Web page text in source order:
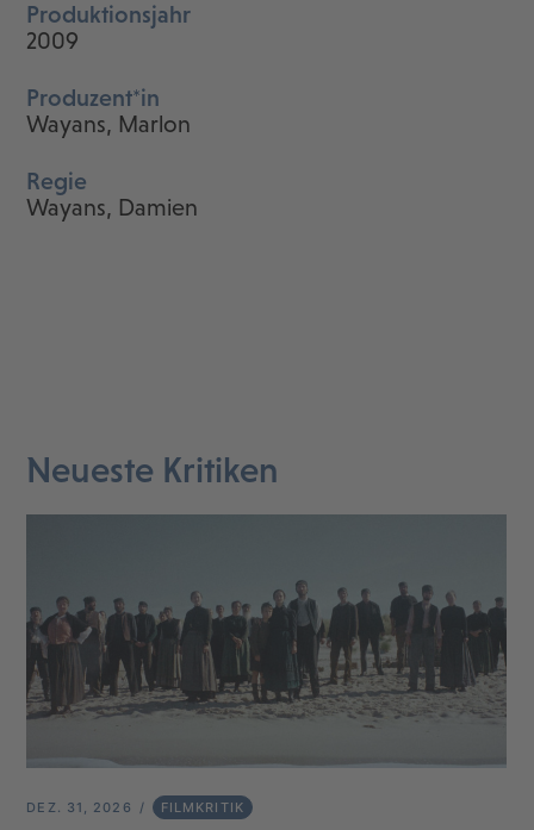
Produktionsjahr
2009
Produzent*in
Wayans, Marlon
Regie
Wayans, Damien
Neueste Kritiken
DEZ. 31, 2026 FILMKRITIK